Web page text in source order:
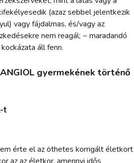
(azaz sebbel jelentkezik
vagy fájdalmas, és/vagy az
nem reagál; − maradandó
áll fenn.
gyermekének történő
t
érte el az öthetes korrigált életkort